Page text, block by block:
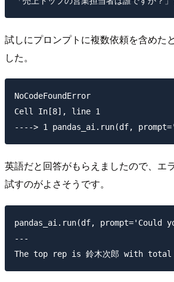
試しにプロンプトに複数依頼を含めた
した。
NoCodeFoundError
Cell In[8], line 1
英語だと回答がもらえましたので、エ
試すのがよさそうです。
pandas_ai.run(df, prompt='Could
---